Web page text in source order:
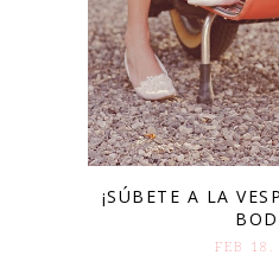
¡SÚBETE A LA
FEB 18.